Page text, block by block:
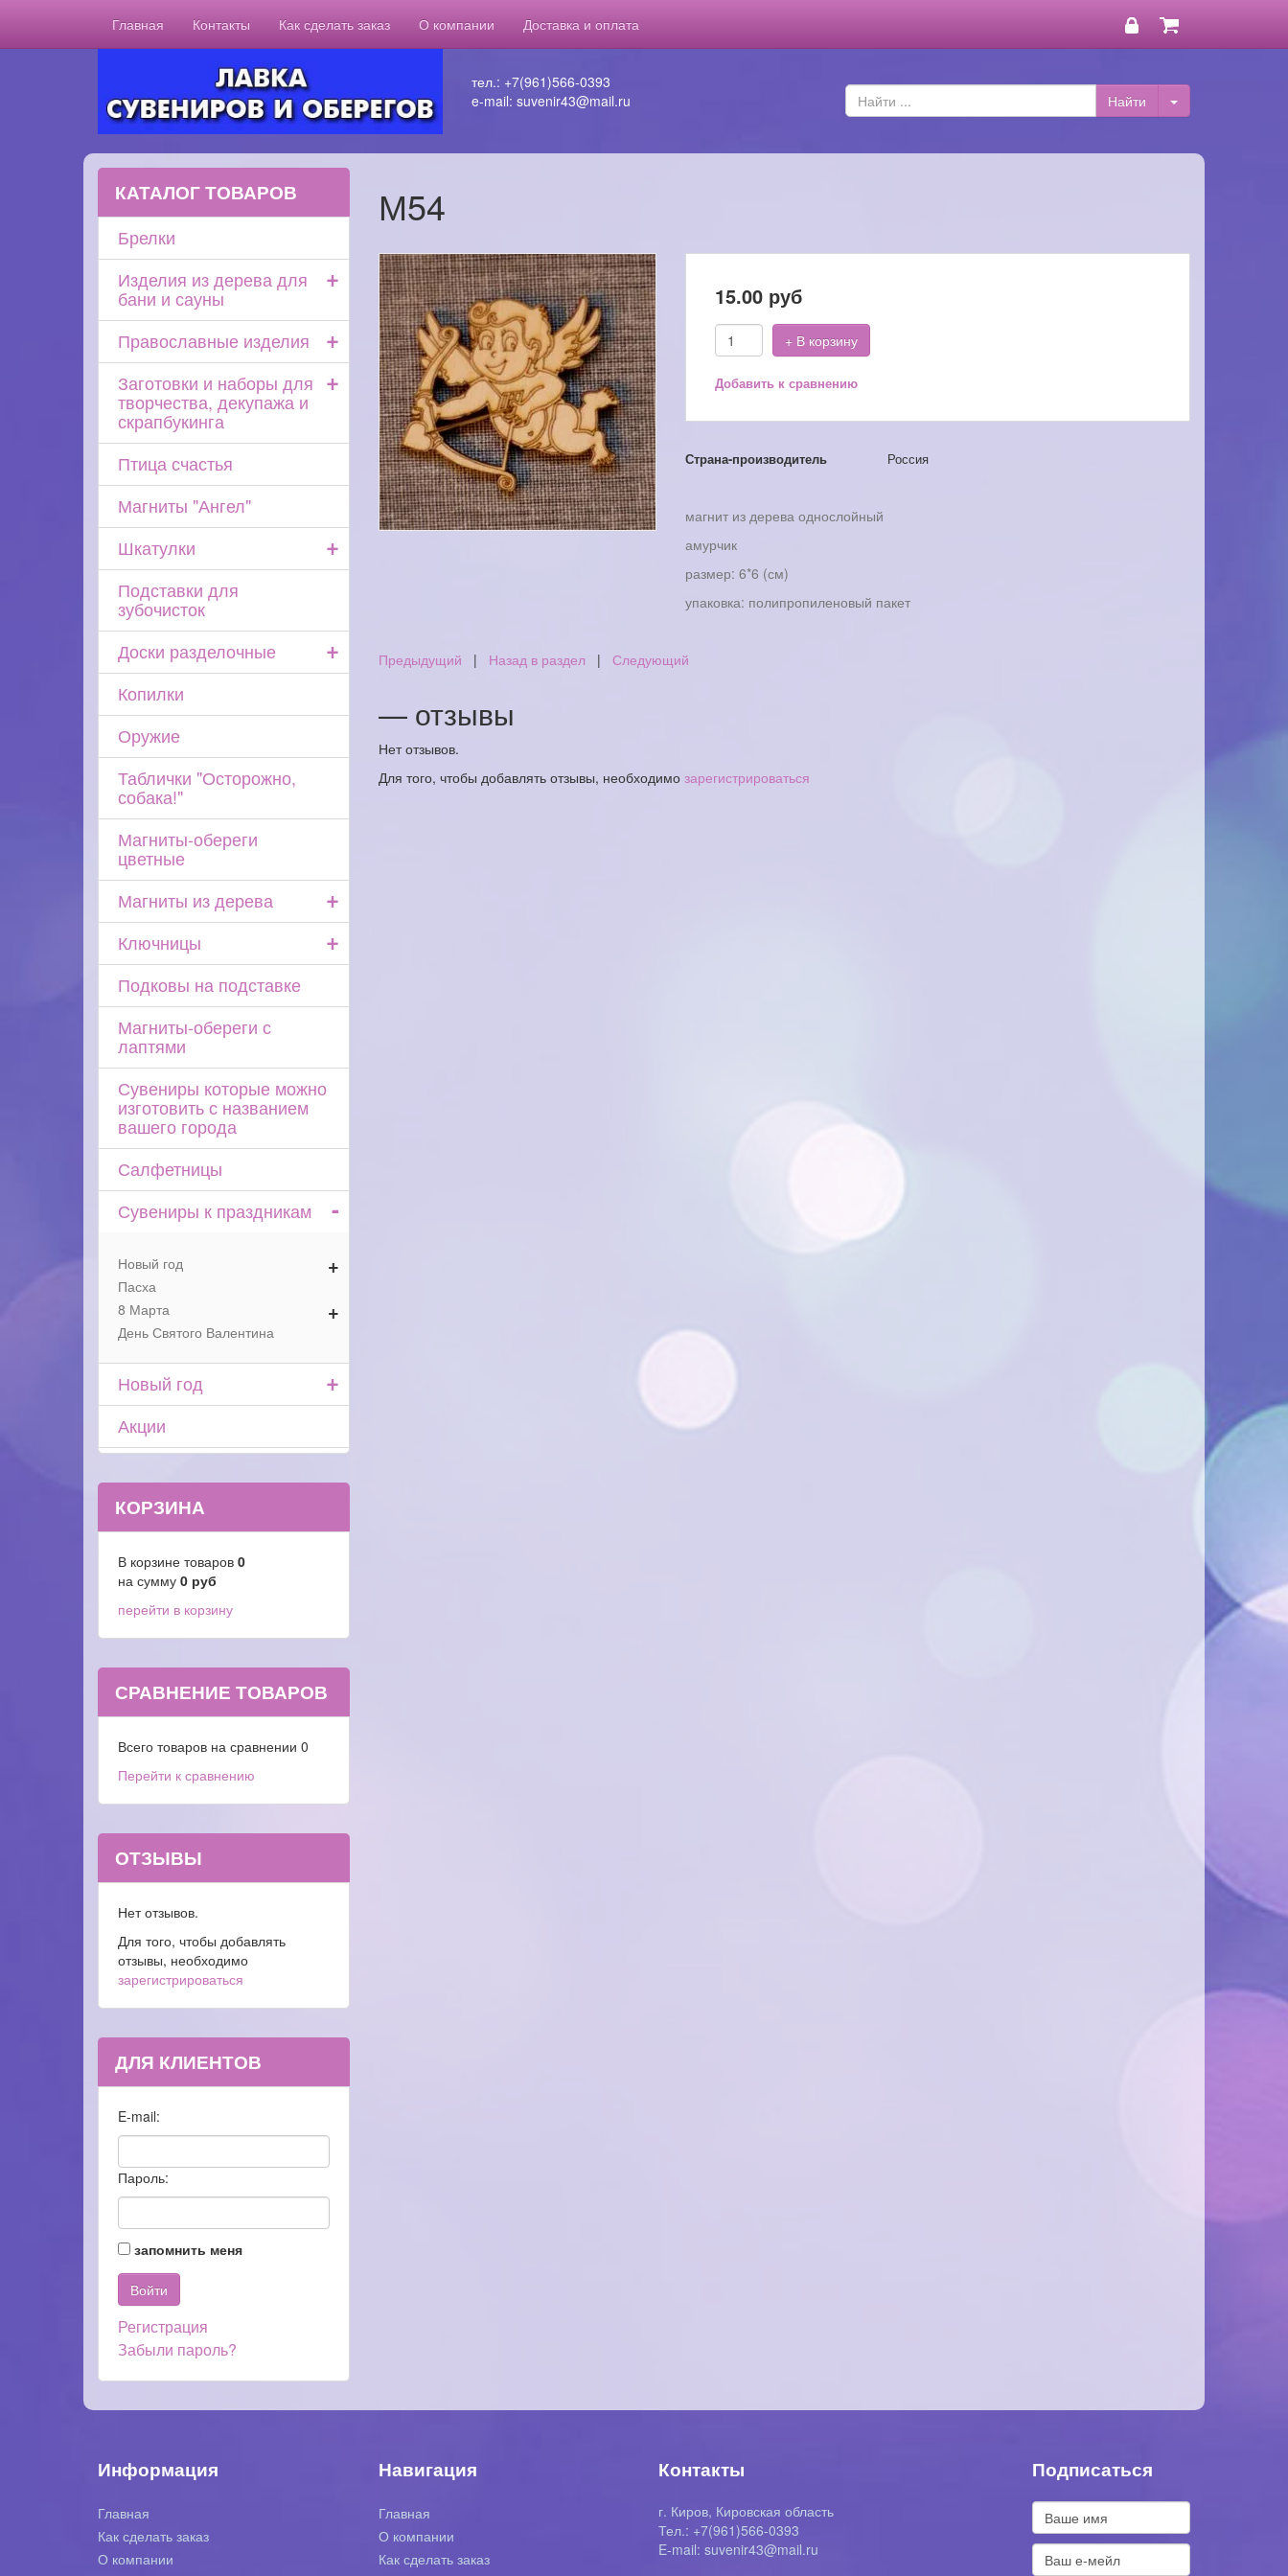
Главная Контакты Как сделать заказ О компании Доставка и оплата
тел.: +7(961)566-0393
e-mail: suvenir43@mail.ru
М54
15.00руб
+ В корзину
Добавить к сравнению
Страна-производитель Россия
магнит из дерева однослойный
амурчик
размер: 6*6 (см)
упаковка: полипропиленовый пакет
Предыдущий | Назад в раздел | Следующий
— отзывы
Нет отзывов.
Для того, чтобы добавлять отзывы, необходимо зарегистрироваться
КАТАЛОГ ТОВАРОВ
Брелки
+
Изделия из дерева для
бани и сауны
+
Православные изделия
+
Заготовки и наборы для
творчества, декупажа и
скрапбукинга
Птица счастья
Магниты "Ангел"
+
Шкатулки
Подставки для
зубочисток
+
Доски разделочные
Копилки
Оружие
Таблички "Осторожно,
собака!"
Магниты-обереги
цветные
+
Магниты из дерева
+
Ключницы
Подковы на подставке
Магниты-обереги с
лаптями
Сувениры которые можно
изготовить с названием
вашего города
Салфетницы
-
Сувениры к праздникам
+
Новый год
Пасха
+
8 Марта
День Святого Валентина
+
Новый год
Акции
КОРЗИНА
В корзине товаров 0
на сумму 0 руб
перейти в корзину
СРАВНЕНИЕ ТОВАРОВ
Всего товаров на сравнении 0
Перейти к сравнению
ОТЗЫВЫ
Нет отзывов.
Для того, чтобы добавлять
отзывы, необходимо
зарегистрироваться
ДЛЯ КЛИЕНТОВ
E-mail:
Пароль:
запомнить меня
Регистрация
Забыли пароль?
Информация
Главная
Как сделать заказ
О компании
Навигация
Главная
О компании
Как сделать заказ
Контакты
г. Киров, Кировская область
Тел.: +7(961)566-0393
E-mail: suvenir43@mail.ru
Подписаться